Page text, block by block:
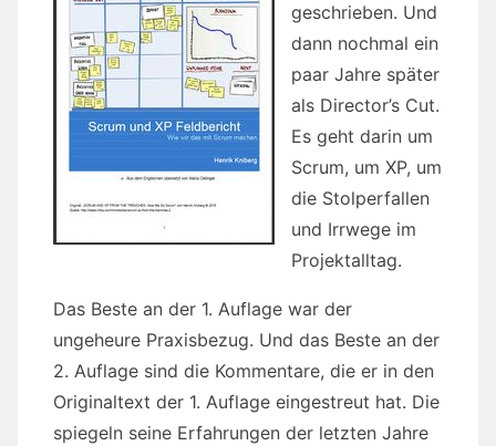
geschrieben. Und
dann nochmal ein
paar Jahre später
als Director’s Cut.
Es geht darin um
Scrum, um XP, um
die Stolperfallen
und Irrwege im
Projektalltag.
Das Beste an der 1. Auflage war der
ungeheure Praxisbezug. Und das Beste an der
2. Auflage sind die Kommentare, die er in den
Originaltext der 1. Auflage eingestreut hat. Die
spiegeln seine Erfahrungen der letzten Jahre